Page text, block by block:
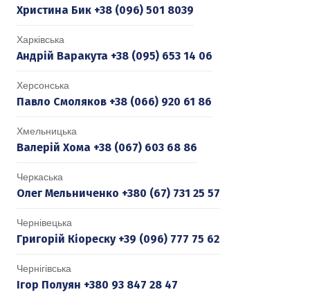
Христина Бик +38 (096) 501 8039
Харківська
Андрій Варакута +38 (095) 653 14 06
Херсонська
Павло Смоляков +38 (066) 920 61 86
Хмельницька
Валерій Хома +38 (067) 603 68 86
Черкаська
Олег Мельниченко +380 (67) 731 25 57
Чернівецька
Григорій Кіореску +39 (096) 777 75 62
Чернігівська
Ігор Полуян +380 93 847 28 47